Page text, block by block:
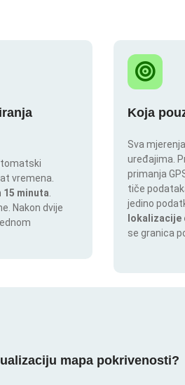
vremena.
15 minuta
Nakon dvije
Koja
Sva
uređajima.
primanja
tiče
jedino
lokalizacije
se granica
mapa pokrivenosti?